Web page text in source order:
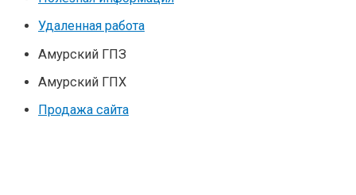
Удаленная работа
Амурский ГПЗ
Амурский ГПХ
Продажа сайта